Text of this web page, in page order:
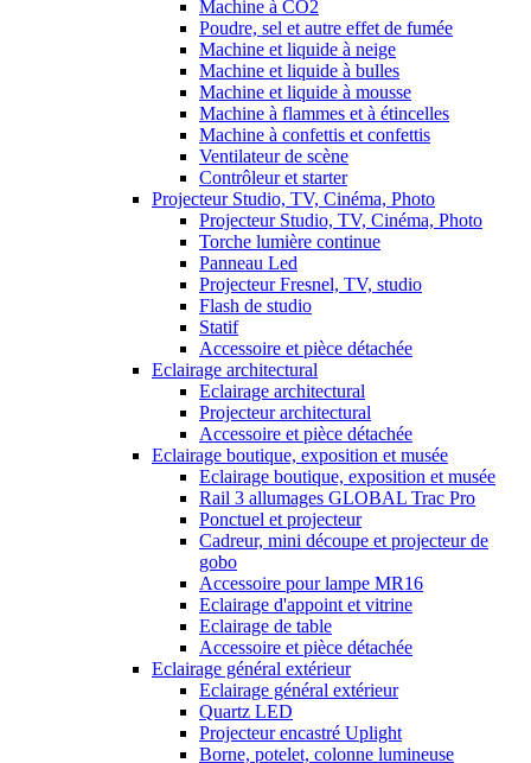
Machine à CO2
Poudre, sel et autre effet de fumée
Machine et liquide à neige
Machine et liquide à bulles
Machine et liquide à mousse
Machine à flammes et à étincelles
Machine à confettis et confettis
Ventilateur de scène
Contrôleur et starter
Projecteur Studio, TV, Cinéma, Photo
Projecteur Studio, TV, Cinéma, Photo
Torche lumière continue
Panneau Led
Projecteur Fresnel, TV, studio
Flash de studio
Statif
Accessoire et pièce détachée
Eclairage architectural
Eclairage architectural
Projecteur architectural
Accessoire et pièce détachée
Eclairage boutique, exposition et musée
Eclairage boutique, exposition et musée
Rail 3 allumages GLOBAL Trac Pro
Ponctuel et projecteur
Cadreur, mini découpe et projecteur de
gobo
Accessoire pour lampe MR16
Eclairage d'appoint et vitrine
Eclairage de table
Accessoire et pièce détachée
Eclairage général extérieur
Eclairage général extérieur
Quartz LED
Projecteur encastré Uplight
Borne, potelet, colonne lumineuse